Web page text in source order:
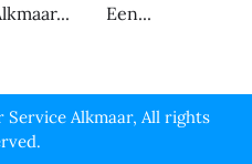
Een...
Alkmaar, All rights